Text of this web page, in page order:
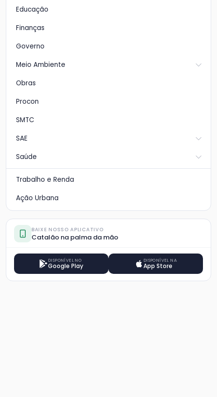
Educação
Finanças
Governo
Meio Ambiente
Obras
Procon
SMTC
SAE
Saúde
Trabalho e Renda
Ação Urbana
BAIXE NOSSO APLICATIVO
Catalão na palma da mão
DISPONÍVEL NO
Google Play
DISPONÍVEL NA
App Store